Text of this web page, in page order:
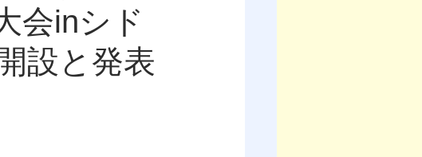
会inシド
設と発表